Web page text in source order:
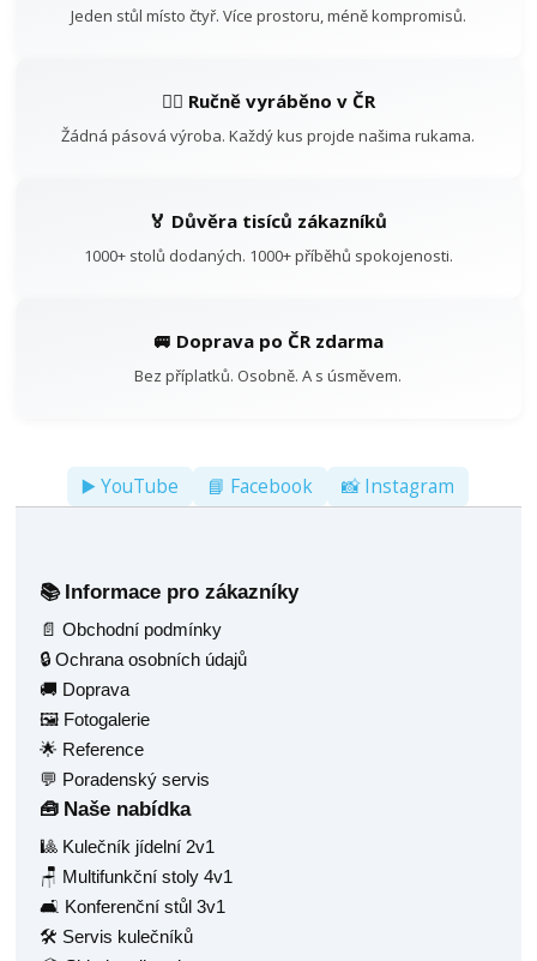
Jeden stůl místo čtyř. Více prostoru, méně kompromisů.
👷‍♂️ Ručně vyráběno v ČR
Žádná pásová výroba. Každý kus projde našima rukama.
🏅 Důvěra tisíců zákazníků
1000+ stolů dodaných. 1000+ příběhů spokojenosti.
🚐 Doprava po ČR zdarma
Bez příplatků. Osobně. A s úsměvem.
▶️ YouTube 📘 Facebook 📸 Instagram
📚 Informace pro zákazníky
📄 Obchodní podmínky
🔒 Ochrana osobních údajů
🚚 Doprava
🖼️ Fotogalerie
🌟 Reference
💬 Poradenský servis
🧰 Naše nabídka
🎱 Kulečník jídelní 2v1
🪑 Multifunkční stoly 4v1
🛋️ Konferenční stůl 3v1
🛠️ Servis kulečníků